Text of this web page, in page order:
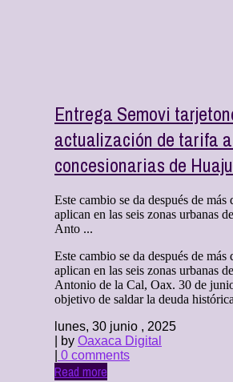
Entrega Semovi
actualización de tarifa
concesionarias de
Este cambio se da después de más
aplican en las seis zonas urbanas
Anto ...
Este cambio se da después de más
aplican en las seis zonas urbanas
Antonio de la Cal, Oax. 30 de
objetivo de saldar la deuda
lunes, 30 junio , 2025
| by Oaxaca Digital
0 comments
Read more